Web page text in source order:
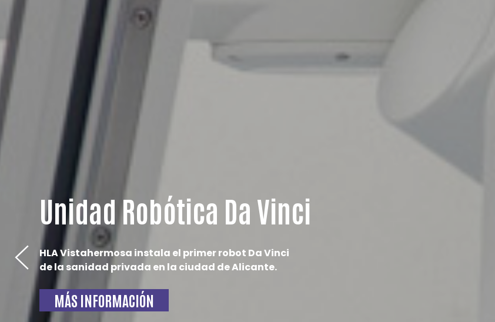
Unidad Robótica Da Vinci
HLA Vistahermosa instala el primer robot Da Vinci
de la sanidad privada en la ciudad de Alicante.
MÁS INFORMACIÓN